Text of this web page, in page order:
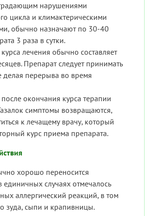
нарушениями
цикла и климактерическими
обычно назначают по 30-40
3 раза в сутки.
лечения обычно составляет
Препарат следует принимать
делая перерыва во время
после окончания курса терапии
симптомы возвращаются,
к лечащему врачу, который
курс приема препарата.
хорошо переносится
единичных случаях отмечалось
аллергический реакций, в том
зуда, сыпи и крапивницы.